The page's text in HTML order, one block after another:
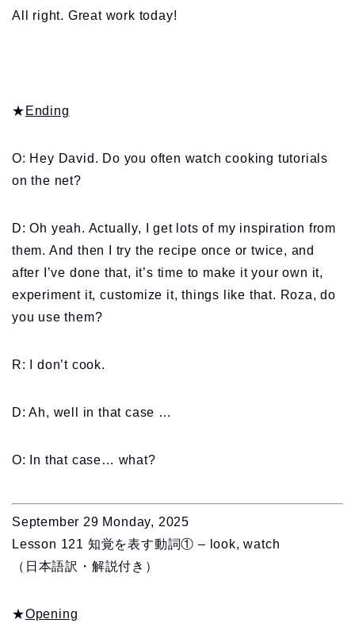
All right. Great work today!
★ Ending
O: Hey David. Do you often watch cooking tutorials
on the net?
D: Oh yeah. Actually, I get lots of my inspiration from
them. And then I try the recipe once or twice, and
after I’ve done that, it’s time to make it your own it,
experiment it, customize it, things like that. Roza, do
you use them?
R: I don’t cook.
D: Ah, well in that case …
O: In that case… what?
September 29 Monday, 2025
Lesson 121 知覚を表す動詞① – look, watch
（日本語訳・解説付き）
★Opening